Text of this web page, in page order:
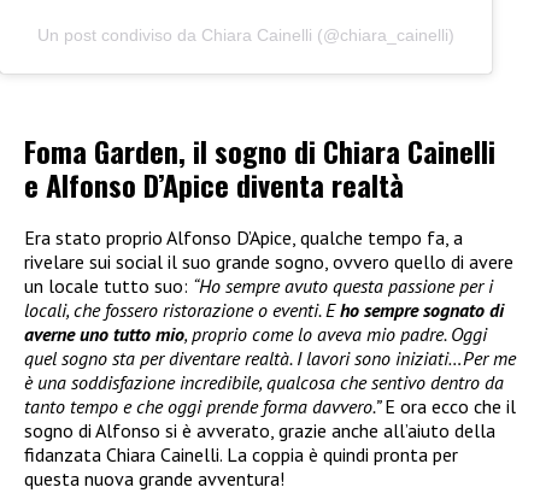
Un post condiviso da Chiara Cainelli (@chiara_cainelli)
Foma Garden, il sogno di Chiara Cainelli
e Alfonso D’Apice diventa realtà
Era stato proprio Alfonso D’Apice, qualche tempo fa, a
rivelare sui social il suo grande sogno, ovvero quello di avere
un locale tutto suo: “Ho sempre avuto questa passione per i
locali, che fossero ristorazione o eventi. Eho sempre sognato di
averne uno tutto mio, proprio come lo aveva mio padre. Oggi
quel sogno sta per diventare realtà. I lavori sono iniziati…Per me
è una soddisfazione incredibile, qualcosa che sentivo dentro da
tanto tempo e che oggi prende forma davvero.”E ora ecco che il
sogno di Alfonso si è avverato, grazie anche all’aiuto della
fidanzata Chiara Cainelli. La coppia è quindi pronta per
questa nuova grande avventura!